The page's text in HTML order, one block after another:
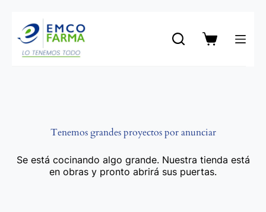
contenido
Carro
Tenemos grandes proyectos por anunciar
Se está cocinando algo grande. Nuestra tienda está
en obras y pronto abrirá sus puertas.